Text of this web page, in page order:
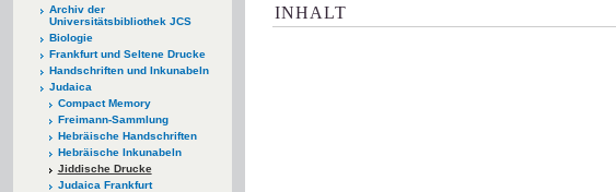
Archiv der
Universitätsbibliothek JCS
Biologie
Frankfurt und Seltene Drucke
Handschriften und Inkunabeln
Judaica
Compact Memory
Freimann-Sammlung
Hebräische Handschriften
Hebräische Inkunabeln
Jiddische Drucke
Judaica Frankfurt
INHALT